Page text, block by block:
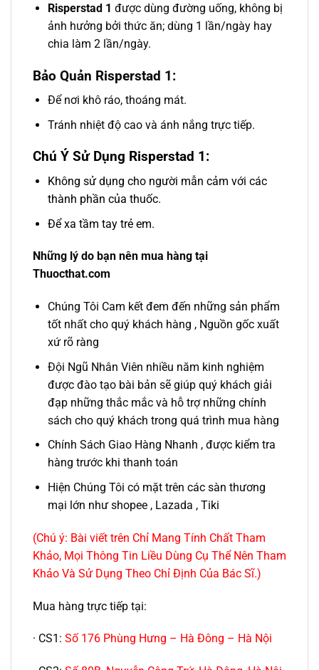
Risperstad 1 được dùng đường uống, không bị
ảnh hưởng bởi thức ăn; dùng 1 lần/ngày hay
chia làm 2 lần/ngày.
Bảo Quản Risperstad 1:
Để nơi khô ráo, thoáng mát.
Tránh nhiệt độ cao và ánh nắng trực tiếp.
Chú Ý Sử Dụng Risperstad 1:
Không sử dụng cho người mẫn cảm với các
thành phần của thuốc.
Để xa tầm tay trẻ em.
Những lý do bạn nên mua hàng tại
Thuocthat.com
Chúng Tôi Cam kết đem đến những sản phẩm
tốt nhất cho quý khách hàng , Nguồn gốc xuất
xứ rõ ràng
Đội Ngũ Nhân Viên nhiều năm kinh nghiệm
được đào tạo bài bản sẽ giúp quý khách giải
đạp những thắc mắc và hỗ trợ những chính
sách cho quý khách trong quá trình mua hàng
Chính Sách Giao Hàng Nhanh , được kiểm tra
hàng trước khi thanh toán
Hiện Chúng Tôi có mặt trên các sàn thương
mại lớn như shopee , Lazada , Tiki
(Chú ý: Bài viết trên Chỉ Mang Tính Chất Tham
Khảo, Mọi Thông Tin Liều Dùng Cụ Thể Nên Tham
Khảo Và Sử Dụng Theo Chỉ Định Của Bác Sĩ.)
Mua hàng trực tiếp tại:
· CS1: Số 176 Phùng Hưng – Hà Đông – Hà Nội